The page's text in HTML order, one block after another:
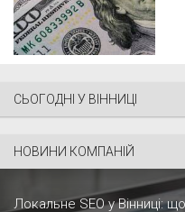
СЬОГОДНІ У ВІННИЦІ
НОВИНИ КОМПАНІЙ
Локальне SEO у Вінниці: